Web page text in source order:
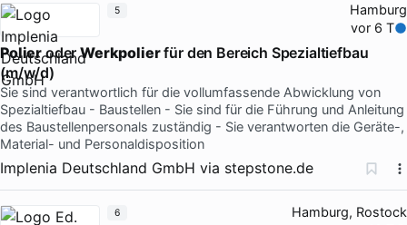
Hamburg
vor 6 T
PolieroderWerkpolierfür den Bereich Spezialtiefbau
(m/w/d)
Sie sind verantwortlich für die vollumfassende Abwicklung von
Spezialtiefbau - Baustellen - Sie sind für die Führung und Anleitung
des Baustellenpersonals zuständig - Sie verantworten die Geräte-,
Material- und Personaldisposition
Implenia Deutschland GmbH via stepstone.de
5
Hamburg, Rostock
6